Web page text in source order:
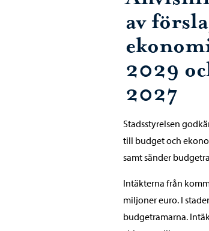
av
2029
2027
Stadsstyrelsen
till budget och
samt sänder
Intäkterna från
miljoner euro. I
budgetramarna.